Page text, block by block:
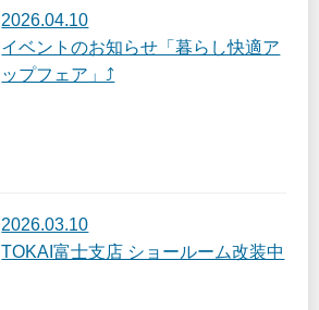
2026.04.10
イベントのお知らせ「暮らし快適ア
ップフェア」⤴
2026.03.10
TOKAI富士支店 ショールーム改装中